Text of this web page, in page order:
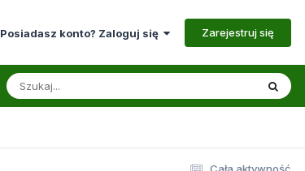
Posiadasz konto? Zaloguj się Zarejestruj się